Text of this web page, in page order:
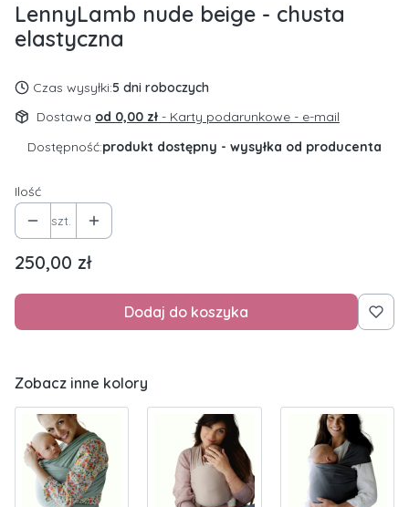
LennyLamb nude beige - chusta
elastyczna
Czas wysyłki:5 dni roboczych
Dostawa od 0,00 zł - Karty podarunkowe - e-mail
Dostępność:produkt dostępny - wysyłka od producenta
Ilość
szt.
Cena
250,00 zł
Dodaj do koszyka
Zobacz inne kolory